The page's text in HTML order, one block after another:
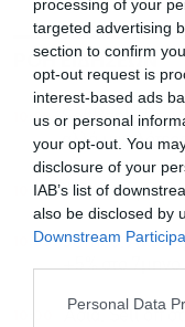
processing of your
targeted advertising
section to confirm
opt-out request is
interest-based ads
us or personal
your opt-out. You
disclosure of your
IAB’s list of
also be disclosed by
Downstream
Personal Data
ΡΟΗ ΕΙΔΗΣΕΩΝ
10:28
SoftBank:
αλλά
10:17 Η Casio έφτιαξε
10:05 Jumbo: Άνοδος
+5% στο 7μηνο
Ασία: Sell off